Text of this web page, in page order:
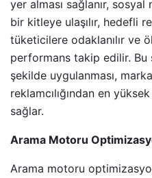
yer alması sağlanır,
bir kitleye ulaşılır, hedefli
tüketicilere odaklanılır ve
performans takip edilir.
şekilde uygulanması,
reklamcılığından en
sağlar.
Arama Motoru
Arama motoru